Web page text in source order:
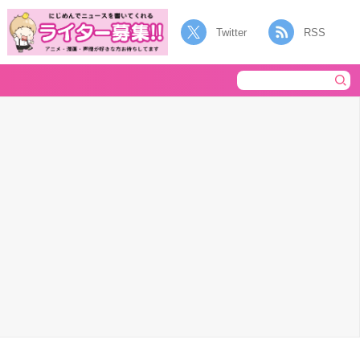
Twitter RSS